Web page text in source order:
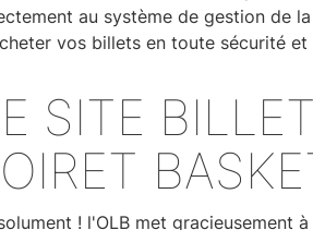
au système de gestion de
vos billets en toute sécurité et
SITE
! l'OLB met gracieusement